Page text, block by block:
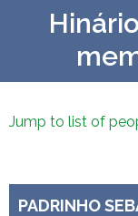
Jump to list of
PADRINHO